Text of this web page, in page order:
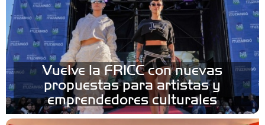
Vuelve la FRICC con nuevas
propuestas para artistas y
emprendedores culturales